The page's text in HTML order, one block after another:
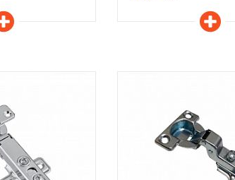
Características